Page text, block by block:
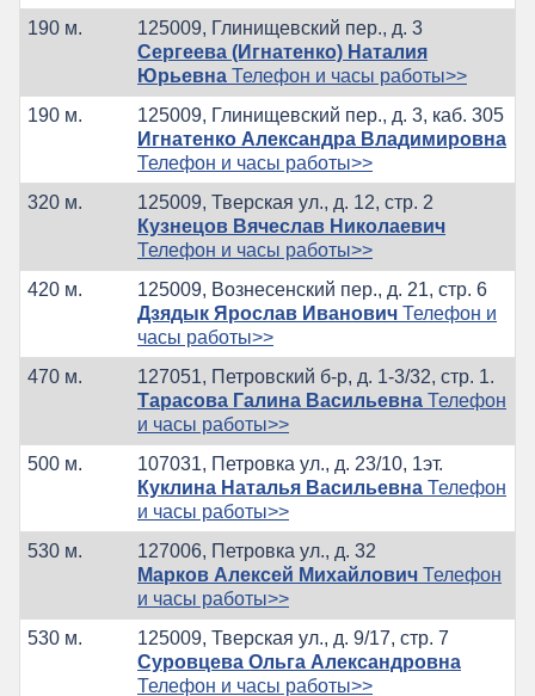
190 м.
125009, Глинищевский пер., д. 3
Сергеева (Игнатенко) Наталия
Юрьевна Телефон и часы работы>>
190 м.
125009, Глинищевский пер., д. 3, каб. 305
Игнатенко Александра Владимировна
Телефон и часы работы>>
320 м.
125009, Тверская ул., д. 12, стр. 2
Кузнецов Вячеслав Николаевич
Телефон и часы работы>>
420 м.
125009, Вознесенский пер., д. 21, стр. 6
Дзядык Ярослав Иванович Телефон и
часы работы>>
470 м.
127051, Петровский б-р, д. 1-3/32, стр. 1.
Тарасова Галина Васильевна Телефон
и часы работы>>
500 м.
107031, Петровка ул., д. 23/10, 1эт.
Куклина Наталья Васильевна Телефон
и часы работы>>
530 м.
127006, Петровка ул., д. 32
Марков Алексей Михайлович Телефон
и часы работы>>
530 м.
125009, Тверская ул., д. 9/17, стр. 7
Суровцева Ольга Александровна
Телефон и часы работы>>